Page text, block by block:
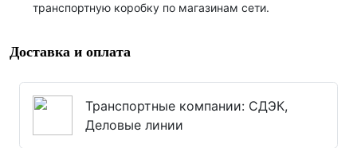
транспортную коробку по магазинам сети.
Доставка и оплата
Транспортные компании: СДЭК,
Деловые линии